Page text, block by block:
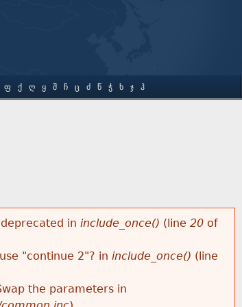
in include_once() (line 20of
"continue 2"? in include_once() (line
the parameters in
Ფ Ქ Ღ Ყ Შ Ჩ Ც Ძ Წ Ჭ Ხ Ჯ Ჰ